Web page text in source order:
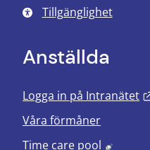
Tillgänglighet
Anställda
Logga in på Intranätet
Våra förmåner
Time care pool
Länk